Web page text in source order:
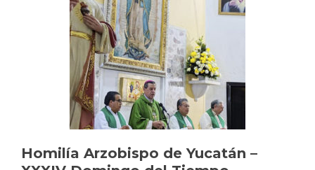
Homilía Arzobispo de Yucatán –